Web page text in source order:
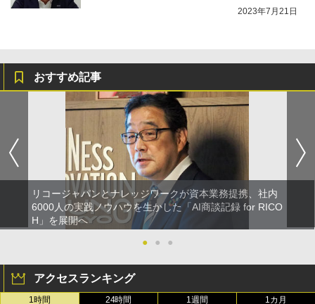
2023年7月21日
おすすめ記事
リコージャパンとナレッジワークが資本業務提携、社内
6000人の実践ノウハウを生かした「AI商談記録 for RICO
H」を展開へ
●
● ●
アクセスランキング
1時間 24時間 1週間 1カ月